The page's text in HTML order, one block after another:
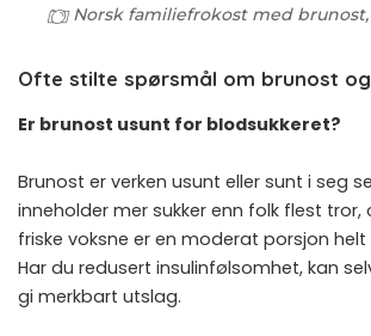
Norsk familiefrokost med
Ofte stilte spørsmål om brunost
Er brunost usunt for blodsukkeret?
Brunost er verken usunt eller sunt i seg
inneholder mer sukker enn folk flest
friske voksne er en moderat porsjon
Har du redusert insulinfølsomhet, kan
gi merkbart utslag.